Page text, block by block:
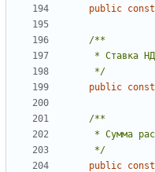
public const
     */
public const
     */
public const